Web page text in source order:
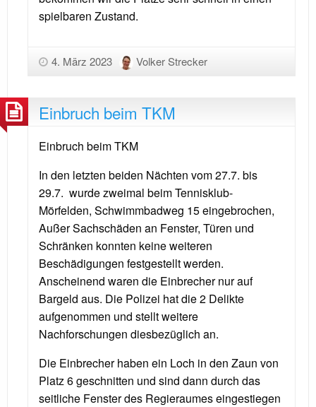
spielbaren Zustand.
4. März 2023 Volker Strecker
Einbruch beim TKM
Einbruch beim TKM
In den letzten beiden Nächten vom 27.7. bis
29.7. wurde zweimal beim Tennisklub-
Mörfelden, Schwimmbadweg 15 eingebrochen,
Außer Sachschäden an Fenster, Türen und
Schränken konnten keine weiteren
Beschädigungen festgestellt werden.
Anscheinend waren die Einbrecher nur auf
Bargeld aus. Die Polizei hat die 2 Delikte
aufgenommen und stellt weitere
Nachforschungen diesbezüglich an.
Die Einbrecher haben ein Loch in den Zaun von
Platz 6 geschnitten und sind dann durch das
seitliche Fenster des Regieraumes eingestiegen